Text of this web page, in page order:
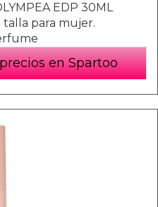
EDP 30ML
para mujer.
en Spartoo